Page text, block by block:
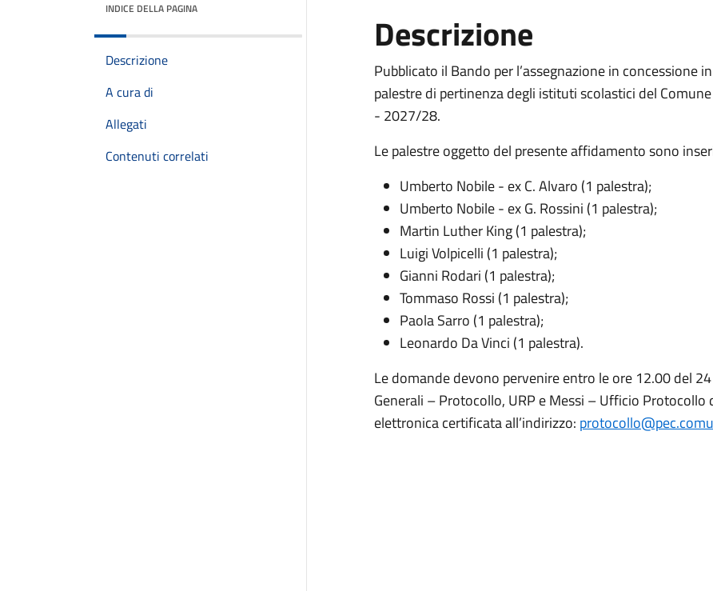
INDICE DELLA PAGINA
Descrizione
A cura di
Allegati
Contenuti correlati
Descrizione
Pubblicato il Bando per l’assegnazione in concessione
palestre di pertinenza degli istituti scolastici del
- 2027/28.
Le palestre oggetto del presente affidamento sono
Umberto Nobile - ex C. Alvaro (1 palestra);
Umberto Nobile - ex G. Rossini (1 palestra);
Martin Luther King (1 palestra);
Luigi Volpicelli (1 palestra);
Gianni Rodari (1 palestra);
Tommaso Rossi (1 palestra);
Paola Sarro (1 palestra);
Leonardo Da Vinci (1 palestra).
Le domande devono pervenire entro le ore 12.00 del
Generali – Protocollo, URP e Messi – Ufficio
elettronica certificata all’indirizzo: